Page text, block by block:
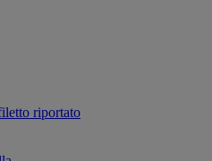
riportato